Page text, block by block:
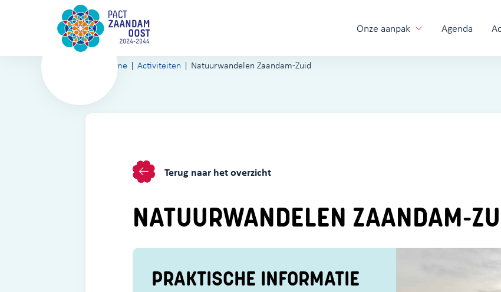
Onze aanpak Agenda
Home Activiteiten Natuurwandelen Zaandam-Zuid
Terug naar het overzicht
NATUURWANDELEN ZAANDAM-
PRAKTISCHE INFORMATIE